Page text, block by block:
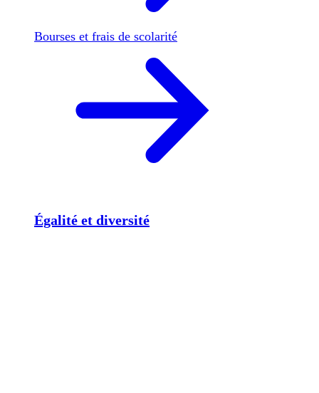
Bourses et frais de scolarité
Égalité et diversité